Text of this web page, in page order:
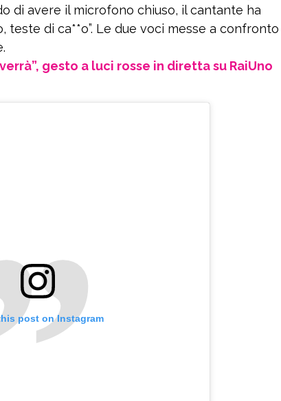
di avere il microfono chiuso, il cantante ha
teste di ca**o”. Le due voci messe a confronto
verrà”, gesto a luci rosse in diretta su RaiUno
post on Instagram